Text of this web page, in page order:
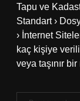
Tapu ve
Standart ›
› İnternet
kaç kişiye
veya taşınır